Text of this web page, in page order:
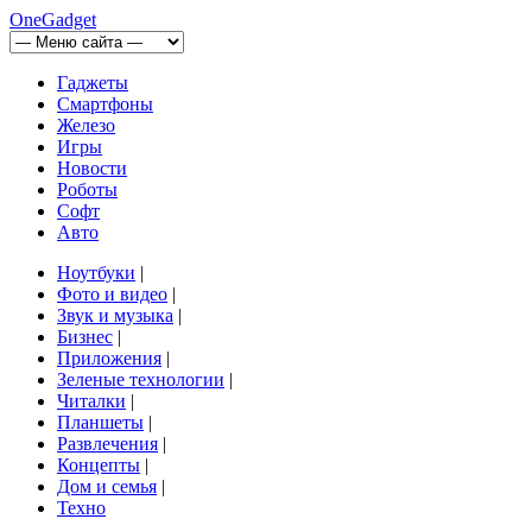
OneGadget
Гаджеты
Смартфоны
Железо
Игры
Новости
Роботы
Софт
Авто
Ноутбуки |
Фото и видео |
Звук и музыка |
Бизнес |
Приложения |
Зеленые технологии |
Читалки |
Планшеты |
Развлечения |
Концепты |
Дом и семья |
Техно